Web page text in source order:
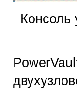
Консоль